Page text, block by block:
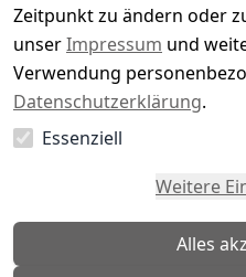
Es hat noch niemand
Artikel abgegeben
Zeitpunkt zu ändern oder
unserImpressum und
Verwendung
Datenschutzerklärung.
Essenziell
Weitere
Alles